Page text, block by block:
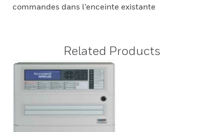
commandes dans l’enceinte existante
Related Products